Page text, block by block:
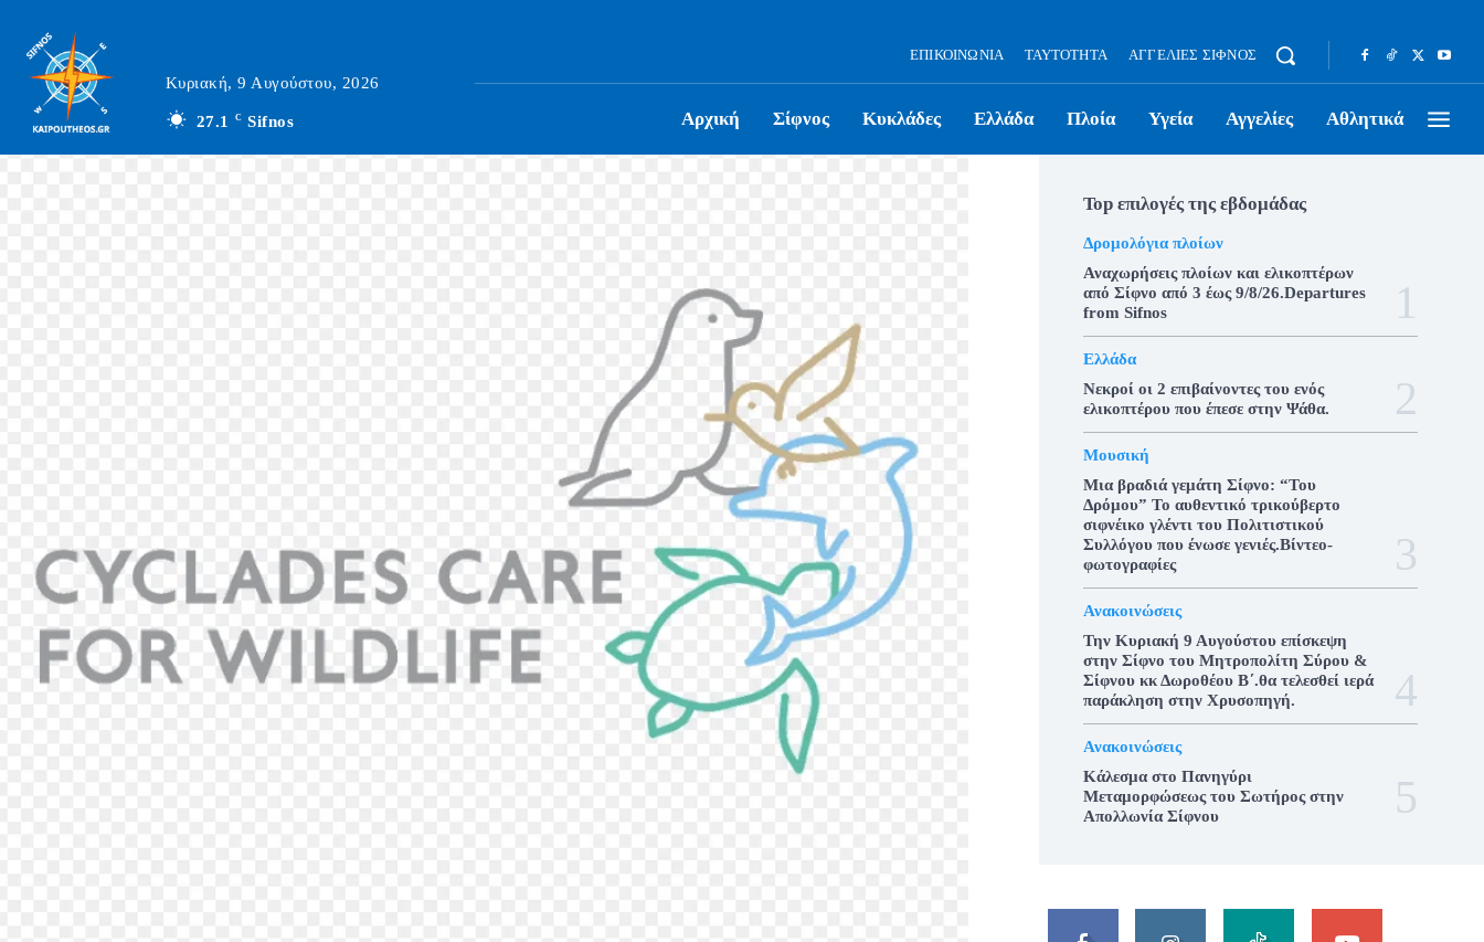
Κυριακή, 9 Αυγούστου, 2026
27.1 C Sifnos
ΕΠΙΚΟΙΝΩΝΊΑ ΤΑΥΤΌΤΗΤΑ ΑΓΓΕΛΊΕΣ ΣΊΦΝΟΣ
Αρχική Σίφνος Κυκλάδες Ελλάδα Πλοία Υγεία Αγγελίες Αθλητικά
Top επιλογές της εβδομάδας
Δρομολόγια πλοίων
Αναχωρήσεις πλοίων και ελικοπτέρων
από Σίφνο από 3 έως 9/8/26.Departures
from Sifnos
Ελλάδα
Νεκροί οι 2 επιβαίνοντες του ενός
ελικοπτέρου που έπεσε στην Ψάθα.
Μουσική
Μια βραδιά γεμάτη Σίφνο: “Του
Δρόμου” Το αυθεντικό τρικούβερτο
σιφνέικο γλέντι του Πολιτιστικού
Συλλόγου που ένωσε γενιές.Βίντεο-
φωτογραφίες
Ανακοινώσεις
Την Κυριακή 9 Αυγούστου επίσκεψη
στην Σίφνο του Μητροπολίτη Σύρου &
Σίφνου κκ Δωροθέου Β΄.θα τελεσθεί ιερά
παράκληση στην Χρυσοπηγή.
Ανακοινώσεις
Κάλεσμα στο Πανηγύρι
Μεταμορφώσεως του Σωτήρος στην
Απολλωνία Σίφνου